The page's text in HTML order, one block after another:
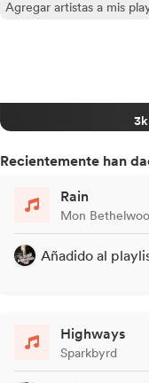
Agregar artistas a mis
3k
Recientemente han
Rain
Mon
Añadido al
Highways
Sparkbyrd